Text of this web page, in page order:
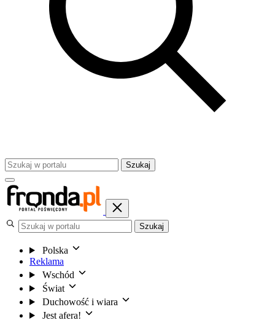
Szukaj
Szukaj
Polska
Reklama
Wschód
Świat
Duchowość i wiara
Jest afera!